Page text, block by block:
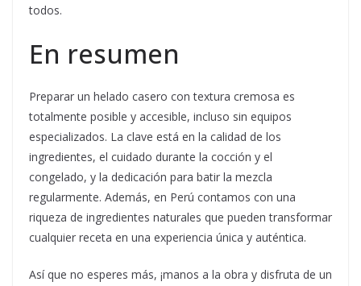
todos.
En resumen
Preparar un helado casero con textura cremosa es
totalmente posible y accesible, incluso sin equipos
especializados. La clave está en la calidad de los
ingredientes, el cuidado durante la cocción y el
congelado, y la dedicación para batir la mezcla
regularmente. Además, en Perú contamos con una
riqueza de ingredientes naturales que pueden transformar
cualquier receta en una experiencia única y auténtica.
Así que no esperes más, ¡manos a la obra y disfruta de un